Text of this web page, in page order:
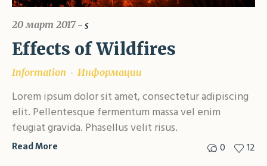
20 март 2017 s
Effects of Wildfires
Information Информации
Lorem ipsum dolor sit amet, consectetur adipiscing
elit. Pellentesque fermentum massa vel enim
feugiat gravida. Phasellus velit risus.
0 12
Read More